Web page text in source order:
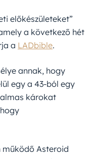
előkészületeket”
a következő hét
a LADbible.
annak, hogy
egy a 43-ból egy
károkat
működő Asteroid